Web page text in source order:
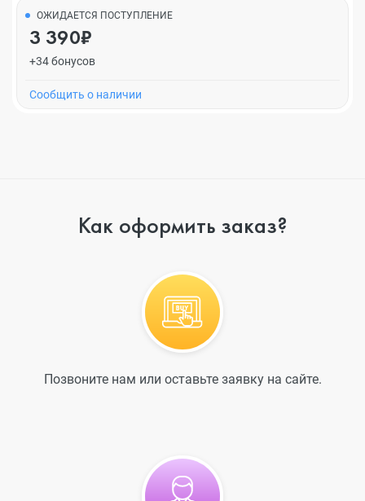
ОЖИДАЕТСЯ ПОСТУПЛЕНИЕ
3 390₽
+34 бонусов
Cообщить о наличии
Как оформить заказ?
Позвоните нам или оставьте заявку на сайте.